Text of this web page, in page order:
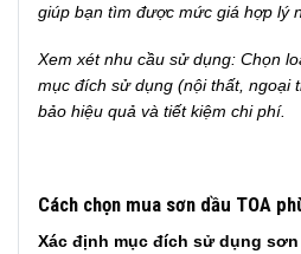
giúp bạn tìm được mức giá hợp lý
Xem xét nhu cầu sử dụng: Chọn
mục đích sử dụng (nội thất, ngoại
bảo hiệu quả và tiết kiệm chi phí.
Cách chọn mua sơn dầu TOA
Xác định mục đích sử dụng sơn